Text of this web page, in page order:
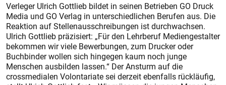
Verleger Ulrich Gottlieb bildet in seinen Betrieben GO Druck
Media und GO Verlag in unterschiedlichen Berufen aus. Die
Reaktion auf Stellenausschreibungen ist durchwachsen.
Ulrich Gottlieb präzisiert: „Für den Lehrberuf Mediengestalter
bekommen wir viele Bewerbungen, zum Drucker oder
Buchbinder wollen sich hingegen kaum noch junge
Menschen ausbilden lassen.“ Der Ansturm auf die
crossmedialen Volontariate sei derzeit ebenfalls rückläufig,